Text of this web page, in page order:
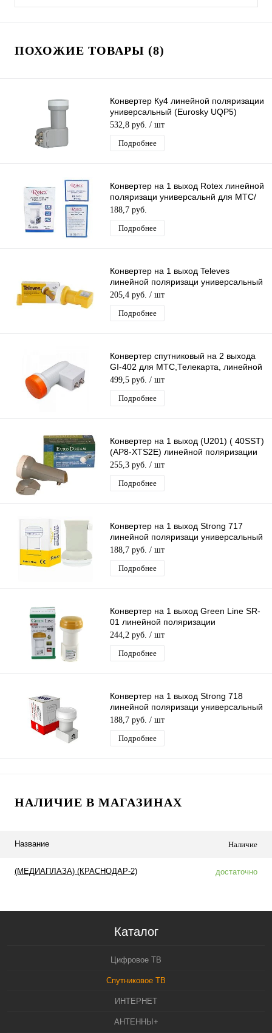
ПОХОЖИЕ ТОВАРЫ (8)
Конвертер Ку4 линейной поляризации
универсальный (Eurosky UQP5)
(AК54-ХT2E-F) на 4 вых Ку-4
532,8 руб. / шт
Подробнее
Конвертер на 1 выход Rotex линейной
поляризаци универсальнй для МТС/
Телекарта/Триколор 75/ HotBird13
188,7 руб.
Подробнее
Конвертер на 1 выход Televes
линейной поляризаци универсальный
для МТС/Телекарта/Триколор
75/HotBird
205,4 руб. / шт
Подробнее
Конвертер спутниковый на 2 выхода
GI-402 для МТС,Телекарта, линейной
поляризации Galaxy Innovations
499,5 руб. / шт
Подробнее
Конвертер на 1 выход (U201) ( 40SST)
(AP8-XTS2E) линейной поляризации
универсальный
255,3 руб. / шт
Подробнее
Конвертер на 1 выход Strong 717
линейной поляризаци универсальный
для МТС/Телекарта/Триколор 75
188,7 руб. / шт
Подробнее
Конвертер на 1 выход Green Line SR-
01 линейной поляризации
универсальный совместим с МТС/
Телекарта
244,2 руб. / шт
Подробнее
Конвертер на 1 выход Strong 718
линейной поляризаци универсальный
для МТС/Телекарта/Триколор 75
188,7 руб. / шт
Подробнее
НАЛИЧИЕ В МАГАЗИНАХ
Название Наличие
(МЕДИАПЛАЗА) (КРАСНОДАР-2) достаточно
Каталог
Цифровое ТВ
Спутниковое ТВ
ИНТЕРНЕТ
АНТЕННЫ+